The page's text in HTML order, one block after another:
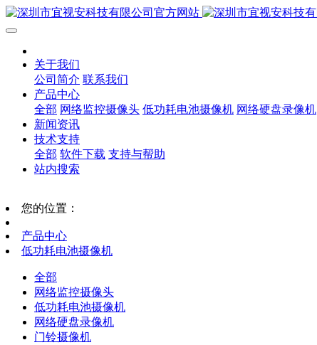
关于我们
公司简介 联系我们
产品中心
全部 网络监控摄像头 低功耗电池摄像机 网络硬盘录像机
新闻资讯
技术支持
全部 软件下载 支持与帮助
站内搜索
您的位置：
产品中心
低功耗电池摄像机
全部
网络监控摄像头
低功耗电池摄像机
网络硬盘录像机
门铃摄像机